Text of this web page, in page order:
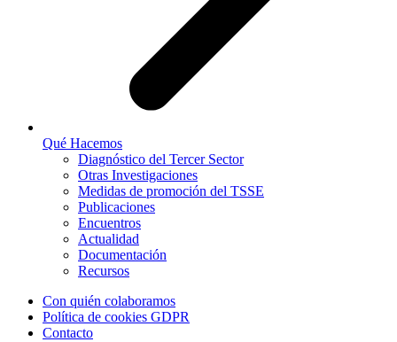
Qué Hacemos
Diagnóstico del Tercer Sector
Otras Investigaciones
Medidas de promoción del TSSE
Publicaciones
Encuentros
Actualidad
Documentación
Recursos
Con quién colaboramos
Política de cookies GDPR
Contacto